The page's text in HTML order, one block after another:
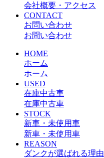
会社概要・アクセス
CONTACT
お問い合わせ
お問い合わせ
HOME
ホーム
ホーム
USED
在庫中古車
在庫中古車
STOCK
新車・未使用車
新車・未使用車
REASON
ダンクが選ばれる理由